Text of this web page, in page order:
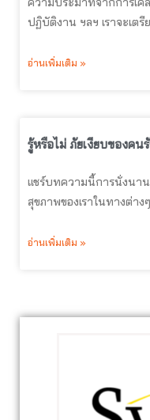
ปฏิบัติงาน ฯลฯ เราจะเตรี
อ่านเพิ่มเติม »
รู้หรือไม่ ภัยเงียบของคน
แชร์บทความนี้การนั่งนา
สุขภาพของเราในทางต่าง
อ่านเพิ่มเติม »